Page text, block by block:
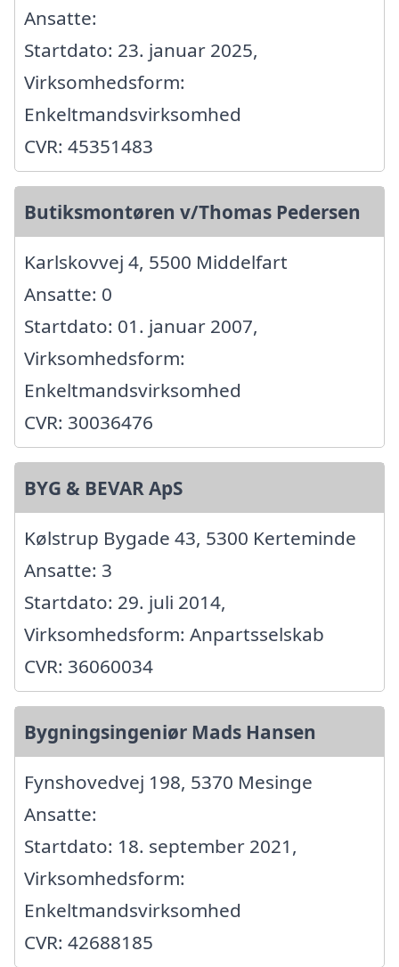
Ansatte:
Startdato: 23. januar 2025,
Virksomhedsform:
Enkeltmandsvirksomhed
CVR: 45351483
Butiksmontøren v/Thomas Pedersen
Karlskovvej 4, 5500 Middelfart
Ansatte: 0
Startdato: 01. januar 2007,
Virksomhedsform:
Enkeltmandsvirksomhed
CVR: 30036476
BYG & BEVAR ApS
Kølstrup Bygade 43, 5300 Kerteminde
Ansatte: 3
Startdato: 29. juli 2014,
Virksomhedsform: Anpartsselskab
CVR: 36060034
Bygningsingeniør Mads Hansen
Fynshovedvej 198, 5370 Mesinge
Ansatte:
Startdato: 18. september 2021,
Virksomhedsform:
Enkeltmandsvirksomhed
CVR: 42688185